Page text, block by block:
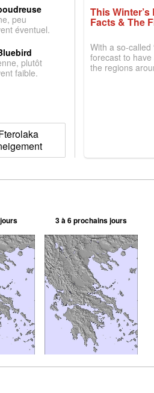
peu
éventuel.
plutôt
faible.
This
Facts & The
With a so-called
forecast to
the regions
3 à 6 prochains jours